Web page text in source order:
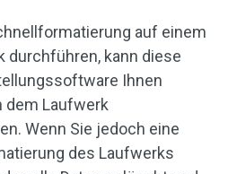
auf einem
durchführen, kann diese
Ihnen
dem Laufwerk
Wenn Sie jedoch eine
des Laufwerks